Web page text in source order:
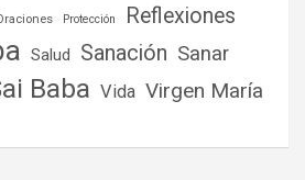
Protección Reflexiones
Salud Sanación Sanar
Baba Vida Virgen María